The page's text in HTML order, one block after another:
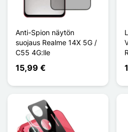
Anti-Spion näytön
suojaus Realme 14X 5G /
C55 4G:lle
15,99 €